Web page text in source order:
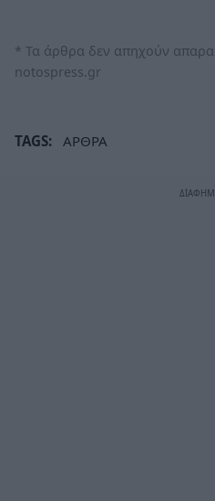
* Τα άρθρα δεν απηχούν
notospress.gr
TAGS: ΑΡΘΡΑ